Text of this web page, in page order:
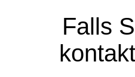
Falls